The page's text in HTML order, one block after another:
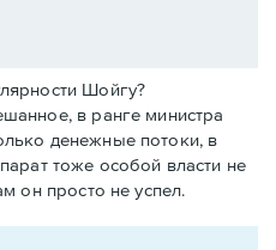
Шойгу?
в ранге министра
денежные потоки, в
тоже особой власти не
он просто не успел.